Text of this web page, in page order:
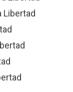
Libertad